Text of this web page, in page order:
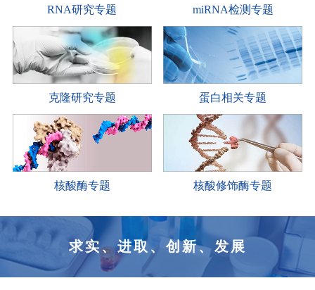
RNA研究专题 miRNA检测专题
克隆研究专题 蛋白相关专题
核酸酶专题 核酸修饰酶专题
求实、进取、创新、发展